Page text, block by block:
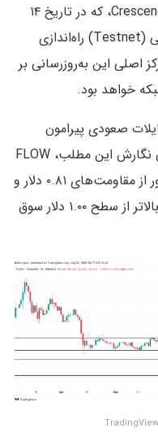
Flow، احتمالا با به‌روزرسانی شبکه Crescendo، که در تاریخ ۱۴
آگوست (۲۴ مرداد) روی شبکه آزمایشی (Testnet) راه‌اندازی
این به‌روزرسانی بر
خواهد بود.
صعودی پیرامون
را افزایش دهد. در زمان نگارش این مطلب، FLOW
با قیمت ۰.۵۹ دلار معامله می‌شود. عبور از مقاومت‌های ۰.۸۱ دلار و
۰.۹۶ دلار می‌تواند این آلت‌کوین را به بالاتر از سطح ۱.۰۰ دلار سوق